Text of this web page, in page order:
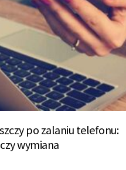
po zalaniu telefonu:
wymiana